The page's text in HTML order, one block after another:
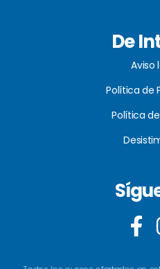
De
Aviso
Política de
Política